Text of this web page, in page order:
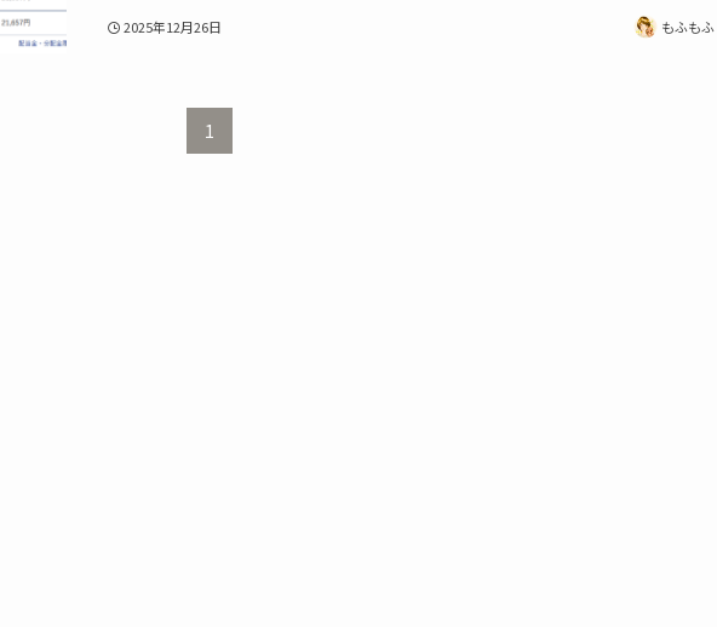
2025年12月26日 もふもふ
1